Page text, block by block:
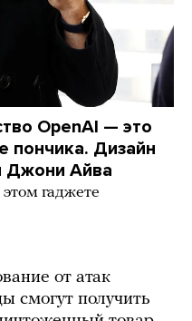
OpenAI — это
пончика. Дизайн
Джони Айва
гаджете
от атак
смогут получить